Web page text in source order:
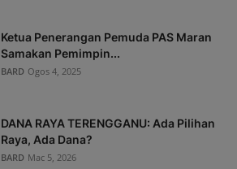
Ketua Penerangan Pemuda PAS Maran
Samakan Pemimpin...
BARD Ogos 4, 2025
DANA RAYA TERENGGANU: Ada Pilihan
Raya, Ada Dana?
BARD Mac 5, 2026